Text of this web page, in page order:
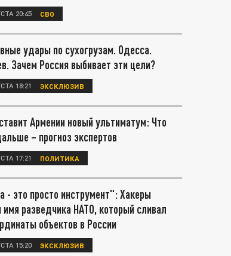
20:45 СВО
удары по сухогрузам. Одесса.
Зачем Россия выбивает эти цели?
18:21 ЭКСКЛЮЗИВ
Армении новый ультиматум: Что
– прогноз экспертов
17:21 ПОЛИТИКА
- это просто инструмент": Хакеры
имя разведчика НАТО, который сливал
объектов в России
15:20 ЭКСКЛЮЗИВ